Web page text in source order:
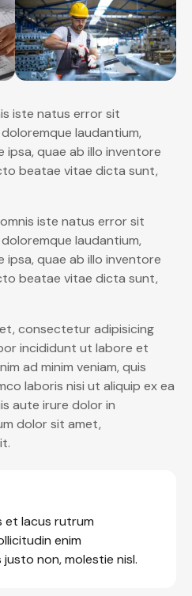
iste natus error sit
laudantium,
ipsa, quae ab illo inventore
beatae vitae dicta sunt,
iste natus error sit
laudantium,
ipsa, quae ab illo inventore
beatae vitae dicta sunt,
consectetur adipisicing
incididunt ut labore et
ad minim veniam, quis
laboris nisi ut aliquip ex ea
aute irure dolor in
dolor sit amet,
et lacus rutrum
enim
non, molestie nisl.